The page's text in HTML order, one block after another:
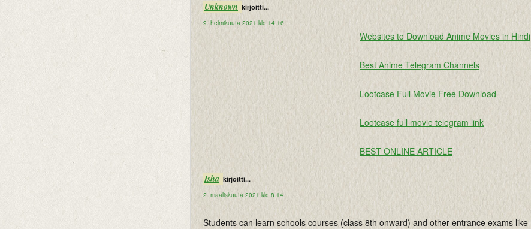
Unknown kirjoitti...
9. helmikuuta 2021 klo 14.16
Websites to Download Anime Movies in Hindi
Best Anime Telegram Channels
Lootcase Full Movie Free Download
Lootcase full movie telegram link
BEST ONLINE ARTICLE
Isha kirjoitti...
2. maaliskuuta 2021 klo 8.14
Students can learn schools courses (class 8th onward) and other entrance exams like